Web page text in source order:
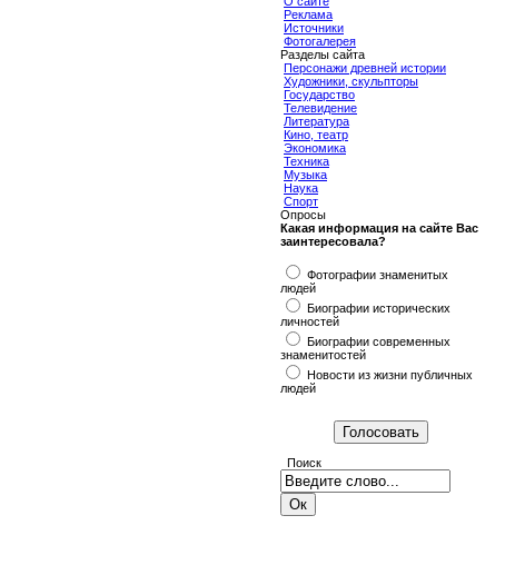
Реклама
Источники
Фотогалерея
Разделы сайта
Персонажи древней истории
Художники, скульпторы
Государство
Телевидение
Литература
Кино, театр
Экономика
Техника
Музыка
Наука
Спорт
Опросы
Какая информация на сайте Вас
заинтересовала?
Фотографии знаменитых
людей
Биографии исторических
личностей
Биографии современных
знаменитостей
Новости из жизни публичных
людей
Поиск